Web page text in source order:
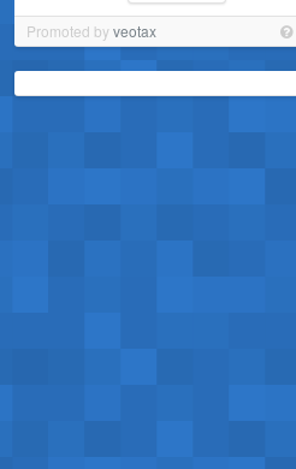
Promoted byveotax